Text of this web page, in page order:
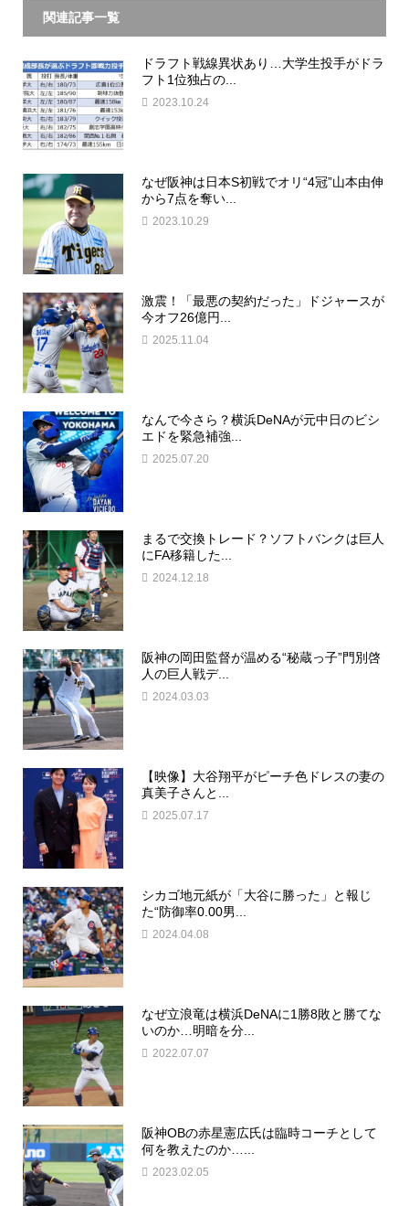
関連記事一覧
ドラフト戦線異状あり…大学生投手がドラ
フト1位独占の...
2023.10.24
なぜ阪神は日本S初戦でオリ“4冠”山本由伸
から7点を奪い...
2023.10.29
激震！「最悪の契約だった」ドジャースが
今オフ26億円...
2025.11.04
なんで今さら？横浜DeNAが元中日のビシ
エドを緊急補強...
2025.07.20
まるで交換トレード？ソフトバンクは巨人
にFA移籍した...
2024.12.18
阪神の岡田監督が温める“秘蔵っ子”門別啓
人の巨人戦デ...
2024.03.03
【映像】大谷翔平がピーチ色ドレスの妻の
真美子さんと...
2025.07.17
シカゴ地元紙が「大谷に勝った」と報じ
た“防御率0.00男...
2024.04.08
なぜ立浪竜は横浜DeNAに1勝8敗と勝てな
いのか…明暗を分...
2022.07.07
阪神OBの赤星憲広氏は臨時コーチとして
何を教えたのか…...
2023.02.05